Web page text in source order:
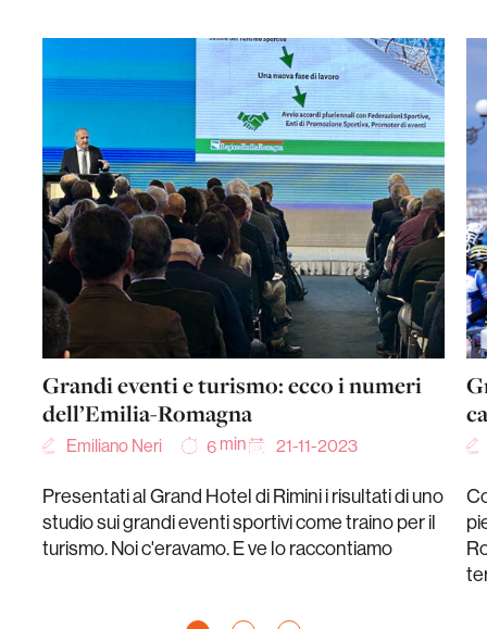
Grandi eventi e turismo: ecco i numeri
dell’Emilia-Romagna
Emiliano Neri 6 min 21-11-2023
Presentati al Grand Hotel di Rimini i risultati di uno
studio sui grandi eventi sportivi come traino per il
turismo. Noi c'eravamo. E ve lo raccontiamo